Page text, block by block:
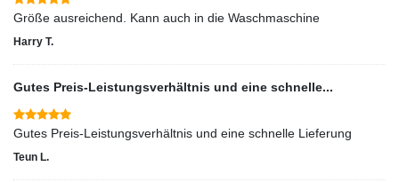
Größe ausreichend. Kann auch in die Waschmaschine
Harry T.
Gutes Preis-Leistungsverhältnis und eine schnelle...
Gutes Preis-Leistungsverhältnis und eine schnelle Lieferung
Teun L.